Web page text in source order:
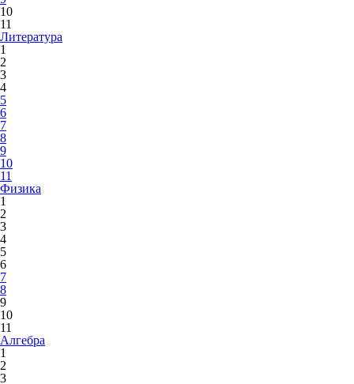
10
11
Литература
1
2
3
4
5
6
7
8
9
10
11
Физика
1
2
3
4
5
6
7
8
9
10
11
Алгебра
1
2
3